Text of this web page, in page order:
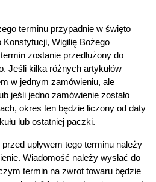
terminu przypadnie w święto
Wigilię Bożego
zostanie przedłużony do
Jeśli kilka różnych artykułów
w jednym zamówieniu, ale
jeśli jedno zamówienie zostało
okres ten będzie liczony od daty
lub ostatniej paczki.
upływem tego terminu należy
Wiadomość należy wysłać do
termin na zwrot towaru będzie